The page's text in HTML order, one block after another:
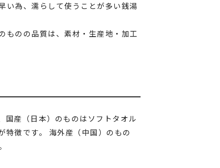
い為、濡らして使うことが多い銭湯
ものの品質は、素材・生産地・加工
国産（日本）のものはソフトタオル
特徴です。 海外産（中国）のもの